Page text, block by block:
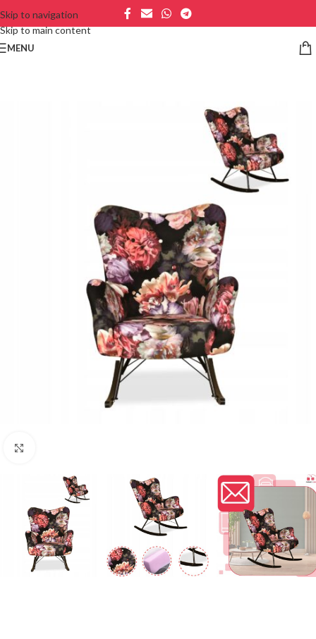
Skip to navigation
Skip to main content
MENU